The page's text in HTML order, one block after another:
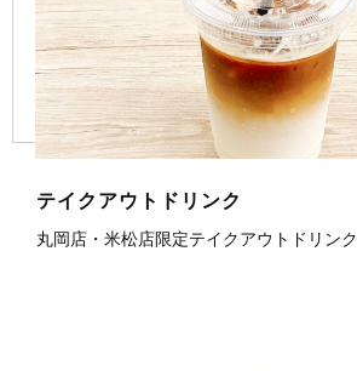
テイクアウトドリンク
丸岡店・米松店限定テイクアウトドリンク